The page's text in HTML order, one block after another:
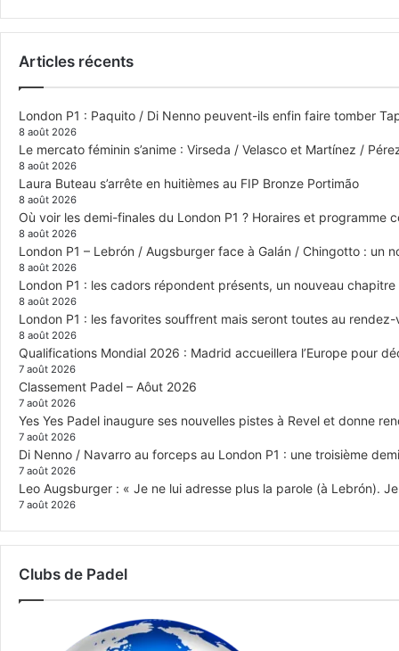
Articles récents
London P1 : Paquito / Di Nenno peuvent-ils enfin faire tomber
8 août 2026
Le mercato féminin s’anime : Virseda / Velasco et Martínez /
8 août 2026
Laura Buteau s’arrête en huitièmes au FIP Bronze Portimão
8 août 2026
Où voir les demi-finales du London P1 ? Horaires et programme
8 août 2026
London P1 – Lebrón / Augsburger face à Galán / Chingotto : un
8 août 2026
London P1 : les cadors répondent présents, un nouveau
8 août 2026
London P1 : les favorites souffrent mais seront toutes au
8 août 2026
Qualifications Mondial 2026 : Madrid accueillera l’Europe pour
7 août 2026
Classement Padel – Aôut 2026
7 août 2026
Yes Yes Padel inaugure ses nouvelles pistes à Revel et donne
7 août 2026
Di Nenno / Navarro au forceps au London P1 : une troisième
7 août 2026
Leo Augsburger : « Je ne lui adresse plus la parole (à Lebrón).
7 août 2026
Clubs de Padel